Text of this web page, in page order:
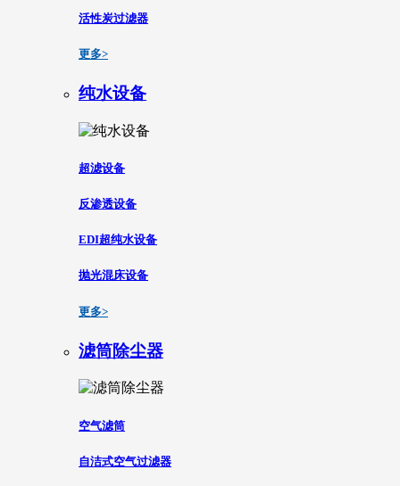
活性炭过滤器
更多>
纯水设备
超滤设备
反渗透设备
EDI超纯水设备
抛光混床设备
更多>
滤筒除尘器
空气滤筒
自洁式空气过滤器